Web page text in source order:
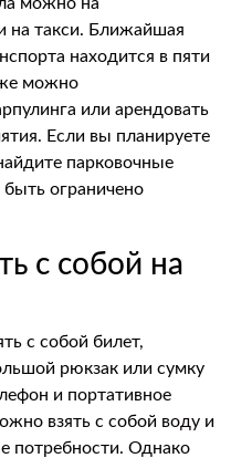
на такси. Ближайшая
находится в пяти
можно
или арендовать
Если вы планируете
парковочные
ограничено
с собой на
с собой билет,
рюкзак или сумку
и портативное
взять с собой воду и
потребности. Однако